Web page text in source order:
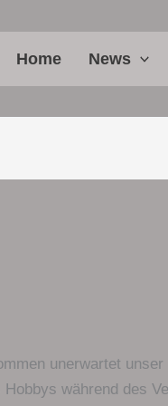
Home News
unerwartet unser
während des